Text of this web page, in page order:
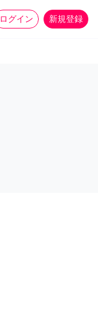
ログイン 新規登録